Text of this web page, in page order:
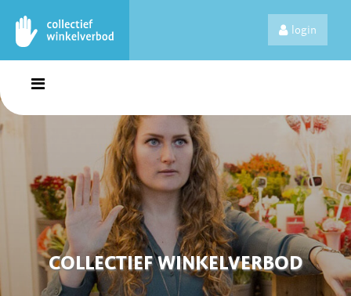
login
COLLECTIEF WINKELVERBOD